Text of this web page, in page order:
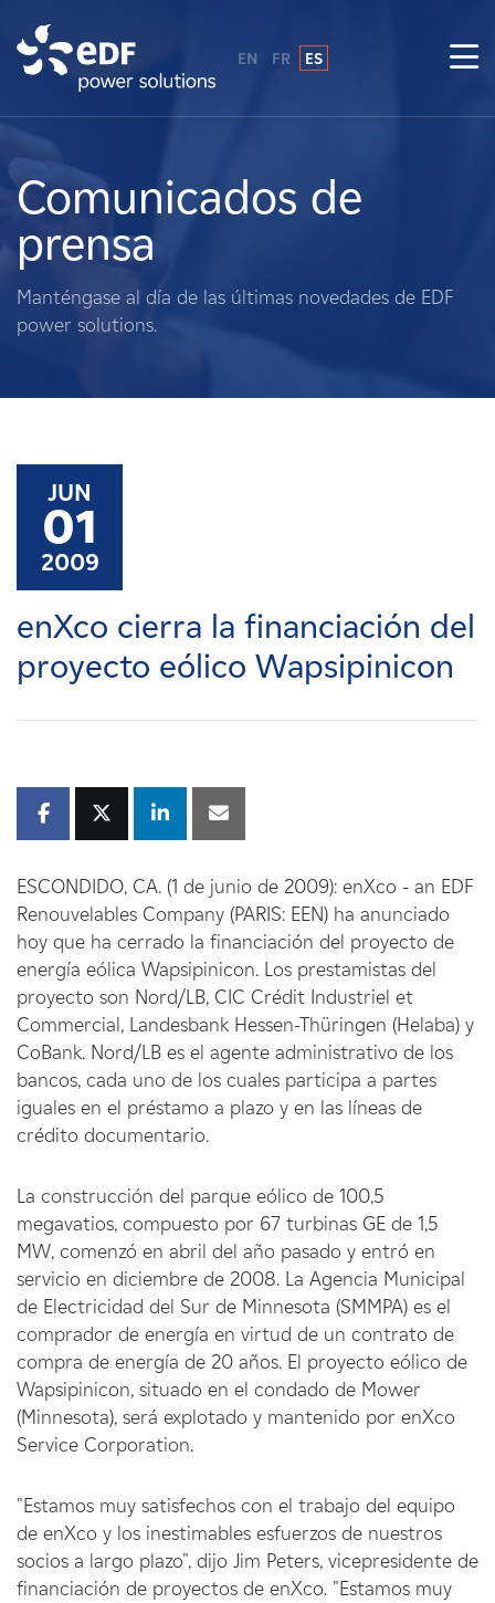
Sobre nosotros
Qué hacemos
Terratenientes
Carreras
Noticias
Contacte con
EN FR ES
Comunicados de
prensa
Manténgase al día de las últimas novedades de EDF
power solutions.
JUN
01
2009
enXco cierra la financiación del
proyecto eólico Wapsipinicon
ESCONDIDO, CA. (1 de junio de 2009): enXco - an EDF
Renouvelables Company (PARIS: EEN) ha anunciado
hoy que ha cerrado la financiación del proyecto de
energía eólica Wapsipinicon. Los prestamistas del
proyecto son Nord/LB, CIC Crédit Industriel et
Commercial, Landesbank Hessen-Thüringen (Helaba) y
CoBank. Nord/LB es el agente administrativo de los
bancos, cada uno de los cuales participa a partes
iguales en el préstamo a plazo y en las líneas de
crédito documentario.
La construcción del parque eólico de 100,5
megavatios, compuesto por 67 turbinas GE de 1,5
MW, comenzó en abril del año pasado y entró en
servicio en diciembre de 2008. La Agencia Municipal
de Electricidad del Sur de Minnesota (SMMPA) es el
comprador de energía en virtud de un contrato de
compra de energía de 20 años. El proyecto eólico de
Wapsipinicon, situado en el condado de Mower
(Minnesota), será explotado y mantenido por enXco
Service Corporation.
"Estamos muy satisfechos con el trabajo del equipo
de enXco y los inestimables esfuerzos de nuestros
socios a largo plazo", dijo Jim Peters, vicepresidente de
financiación de proyectos de enXco. "Estamos muy